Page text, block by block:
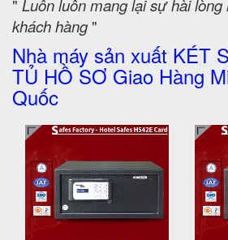
" Luôn luôn mang lại sự hài
khách hàng"
Nhà máy sản xuất KÉT
TỦ HỒ SƠ Giao Hàng
Quốc